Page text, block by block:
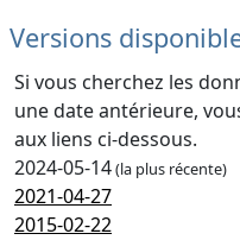
Versions
Si vous cherchez les
une date antérieure,
aux liens ci-dessous.
2024-05-14(la plus récente)
2021-04-27
2015-02-22